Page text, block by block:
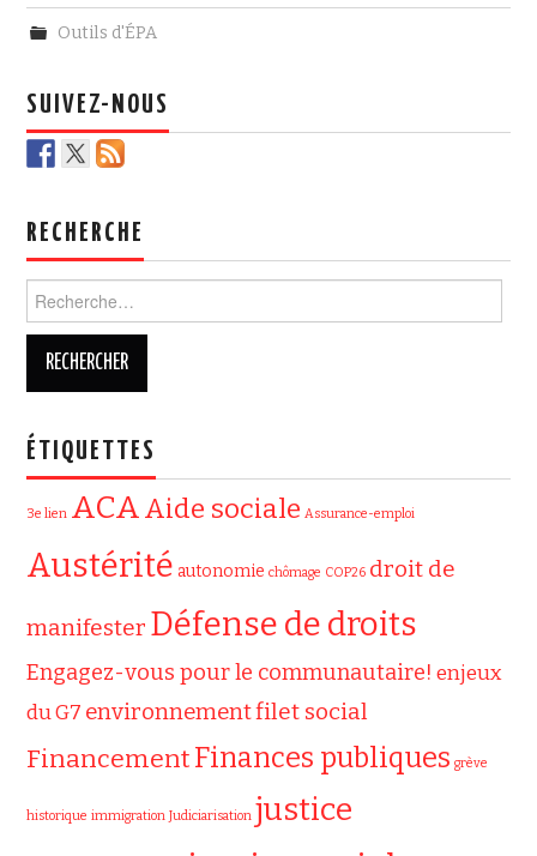
e
b
k
t
t
Outils d'ÉPA
SUIVEZ-NOUS
RECHERCHE
ÉTIQUETTES
3e lien ACAAide sociale Assurance-emploi
Austérité autonomie chômage COP26 droit de
manifester Défense de droits
Engagez-vous pour le communautaire! enjeux
du G7 environnementfilet social
FinancementFinances publiques grève
historique immigration Judiciarisation justice